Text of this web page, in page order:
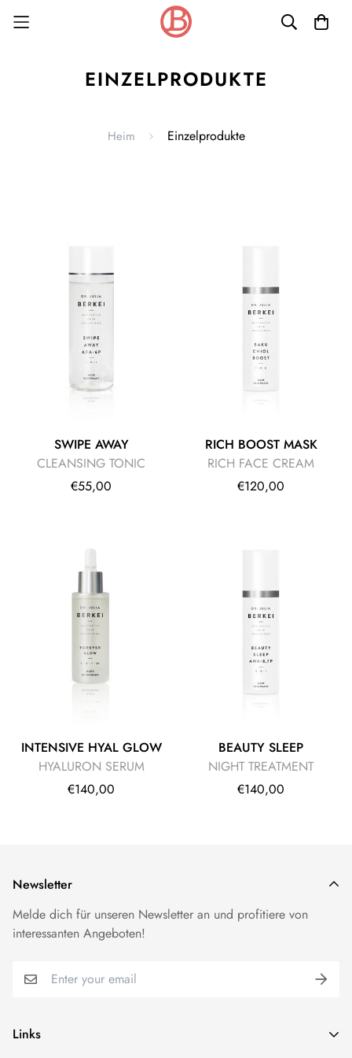
EINZELPRODUKTE
Heim Einzelprodukte
SWIPE AWAY
CLEANSING TONIC
€55,00
RICH BOOST MASK
RICH FACE CREAM
€120,00
INTENSIVE HYAL GLOW
HYALURON SERUM
€140,00
BEAUTY SLEEP
NIGHT TREATMENT
€140,00
Links
Newsletter
Melde dich für unseren Newsletter an und profitiere von
interessanten Angeboten!